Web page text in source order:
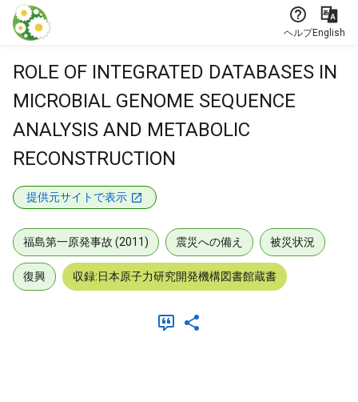
本文に飛ぶ
ヘルプEnglish
ROLE OF INTEGRATED DATABASES IN
MICROBIAL GENOME SEQUENCE
ANALYSIS AND METABOLIC
RECONSTRUCTION
提供元サイトで表示
福島第一原発事故 (2011) 震災への備え 被災状況
復興 収録:日本原子力研究開発機構図書館蔵書